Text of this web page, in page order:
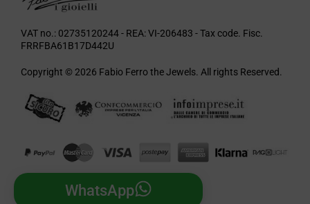
VAT no.: 02735120244 - REA: VI-206483 - Tax code. Fisc.
FRRFBA61B17D442U
Copyright © 2026 Fabio Ferro the Jewels. All rights Reserved.
WhatsApp